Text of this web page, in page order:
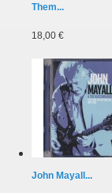
Them...
18,00 €
John Mayall...